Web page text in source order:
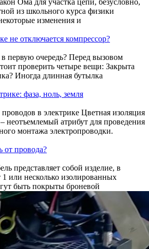
из школьного курса физики
изменения и
не отключается компрессор?
первую очередь? Перед вызовом
проверить четыре вещи: Закрыта
Иногда длинная бутылка
фаза, ноль, земля
в электрике Цветная изоляция
неотъемлемый атрибут для проведения
монтажа электропроводки.
от провода?
представляет собой изделие, в
1 или несколько изолированных
быть покрыты броневой